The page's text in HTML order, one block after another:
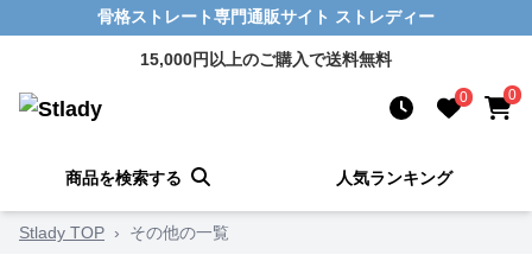
骨格ストレート専門通販サイト ストレディー
15,000円以上のご購入で送料無料
0 0
商品を検索する 人気ランキング
Stlady TOP › その他の一覧